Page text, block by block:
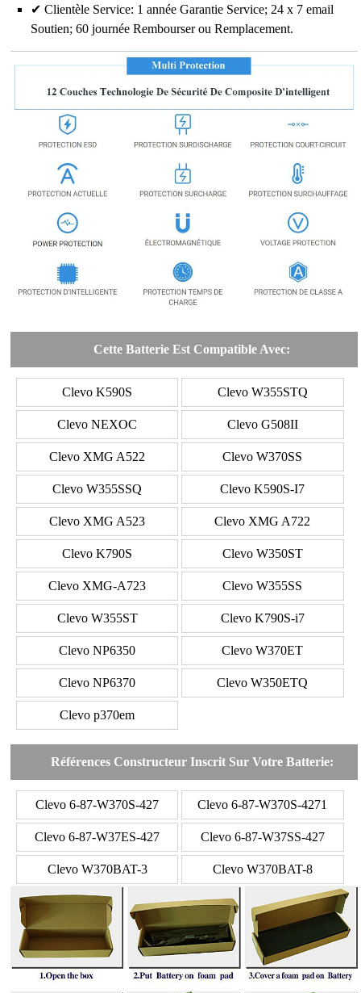
✔ Clientèle Service: 1 année Garantie Service; 24 x 7 email
Soutien; 60 journée Rembourser ou Remplacement.
Cette Batterie Est Compatible Avec:
Clevo K590S Clevo W355STQ
Clevo NEXOC Clevo G508II
Clevo XMG A522 Clevo W370SS
Clevo W355SSQ Clevo K590S-I7
Clevo XMG A523 Clevo XMG A722
Clevo K790S Clevo W350ST
Clevo XMG-A723 Clevo W355SS
Clevo W355ST Clevo K790S-i7
Clevo NP6350 Clevo W370ET
Clevo NP6370 Clevo W350ETQ
Clevo p370em
Références Constructeur Inscrit Sur Votre Batterie:
Clevo 6-87-W370S-427 Clevo 6-87-W370S-4271
Clevo 6-87-W37ES-427 Clevo 6-87-W37SS-427
Clevo W370BAT-3 Clevo W370BAT-8